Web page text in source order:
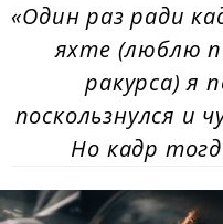
«Один раз ради
яхте (люблю
ракурса) я
поскользнулся и
Но кадр